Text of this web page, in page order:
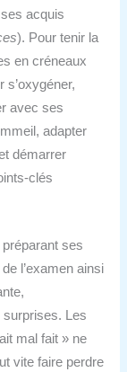
acquis
). Pour tenir la
en créneaux
s’oxygéner,
avec ses
adapter
démarrer
clés
ses
l’examen ainsi
Les
mal fait » ne
vite faire perdre